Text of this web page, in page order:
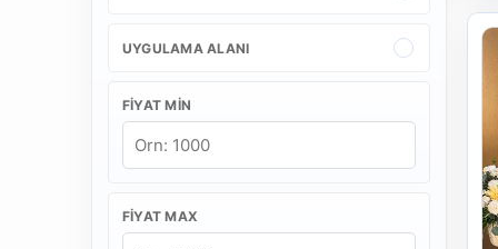
UYGULAMA ALANI
FIYAT MIN
FIYAT MAX